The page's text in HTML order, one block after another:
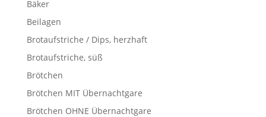
Bäker
Beilagen
Brotaufstriche / Dips, herzhaft
Brotaufstriche, süß
Brötchen
Brötchen MIT Übernachtgare
Brötchen OHNE Übernachtgare